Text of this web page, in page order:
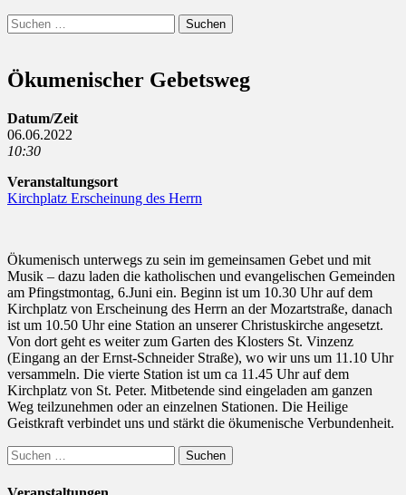
Suchen
Suchen
nach:
Ökumenischer Gebetsweg
Datum/Zeit
06.06.2022
10:30
Veranstaltungsort
Kirchplatz Erscheinung des Herrn
Ökumenisch unterwegs zu sein im gemeinsamen Gebet und mit
Musik – dazu laden die katholischen und evangelischen Gemeinden
am Pfingstmontag, 6.Juni ein. Beginn ist um 10.30 Uhr auf dem
Kirchplatz von Erscheinung des Herrn an der Mozartstraße, danach
ist um 10.50 Uhr eine Station an unserer Christuskirche angesetzt.
Von dort geht es weiter zum Garten des Klosters St. Vinzenz
(Eingang an der Ernst-Schneider Straße), wo wir uns um 11.10 Uhr
versammeln. Die vierte Station ist um ca 11.45 Uhr auf dem
Kirchplatz von St. Peter. Mitbetende sind eingeladen am ganzen
Weg teilzunehmen oder an einzelnen Stationen. Die Heilige
Geistkraft verbindet uns und stärkt die ökumenische Verbundenheit.
Suchen
nach: